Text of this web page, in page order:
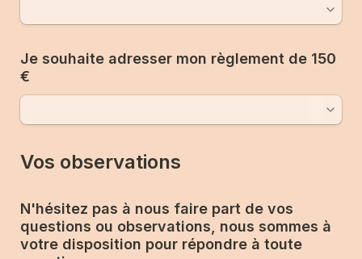
Je souhaite adresser mon règlement de 150
€
Vos observations
N'hésitez pas à nous faire part de vos
questions ou observations, nous sommes à
votre disposition pour répondre à toute